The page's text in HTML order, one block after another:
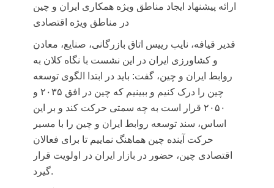
ارائه پیشنهاد ایجاد مناطق ویژه همکاری ایران و چین
در مناطق ویژه اقتصادی
قدیر قیافه، نایب رییس اتاق بازرگانی، صنایع، معادن
و کشاورزی ایران در این نشست با نگاه کلان به
روابط ایران و چین، گفت: باید در ابتدا الگوی توسعه
چین را درک کنیم و ببینیم که چین در افق ۲۰۳۵ و
۲۰۵۰ قرار است به چه سمتی حرکت کند و بر این
اساس، سند توسعه روابط ایران و چین را با مسیر
حرکت آینده چین هماهنگ نماییم تا برای فعالان
اقتصادی چین، حضور در بازار ایران در اولویت قرار
گیرد.